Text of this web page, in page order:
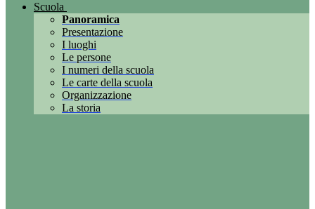
Scuola
Panoramica
Presentazione
I luoghi
Le persone
I numeri della scuola
Le carte della scuola
Organizzazione
La storia